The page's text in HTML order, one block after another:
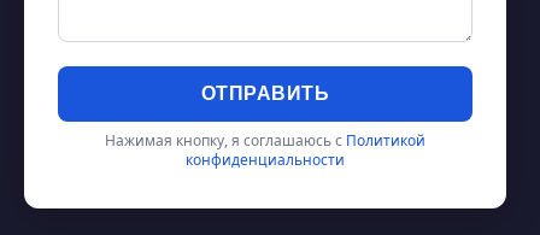
ОТПРАВИТЬ
Нажимая кнопку, я соглашаюсь с Политикой
конфиденциальности